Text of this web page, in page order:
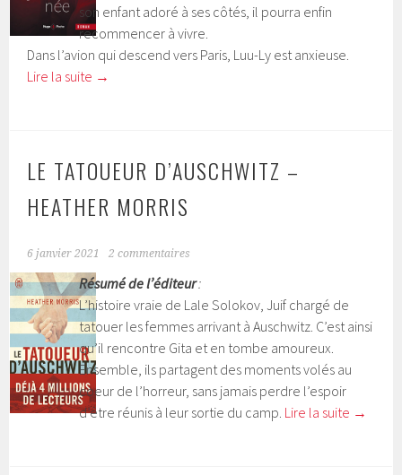
son enfant adoré à ses côtés, il pourra enfin
recommencer à vivre.
Dans l’avion qui descend vers Paris, Luu-Ly est anxieuse.
Lire la suite →
LE TATOUEUR D’AUSCHWITZ –
HEATHER MORRIS
6 janvier 2021 2 commentaires
Résumé de l’éditeur:
L’histoire vraie de Lale Solokov, Juif chargé de
tatouer les femmes arrivant à Auschwitz. C’est ainsi
qu’il rencontre Gita et en tombe amoureux.
Ensemble, ils partagent des moments volés au
coeur de l’horreur, sans jamais perdre l’espoir
d’être réunis à leur sortie du camp. Lire la suite →